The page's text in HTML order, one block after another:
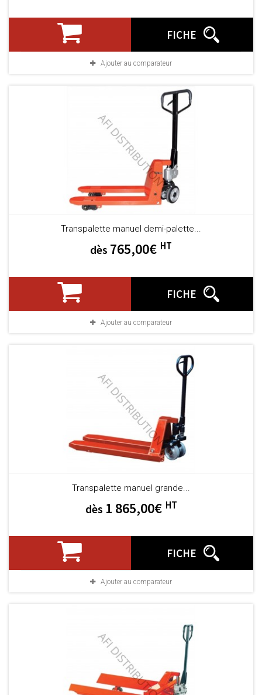
FICHE
Ajouter au comparateur
Transpalette manuel demi-palette...
dès 765,00€ HT
FICHE
Ajouter au comparateur
Transpalette manuel grande...
dès 1 865,00€ HT
FICHE
Ajouter au comparateur